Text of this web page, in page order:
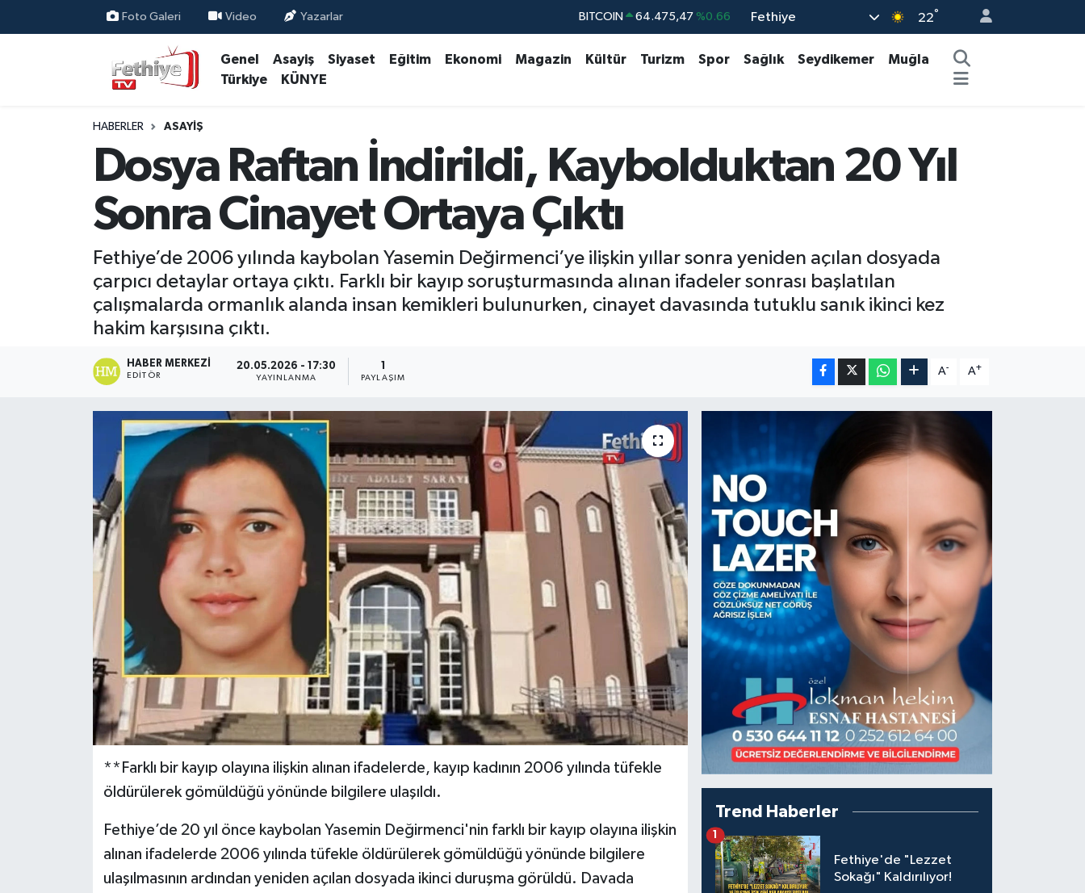
Foto Galeri Video Yazarlar DOLAR 47,5971 %0.05
BITCOIN 64.475,47 %0.66
Fethiye 22°
Genel Asayiş Siyaset Eğitim Ekonomi Magazin Kültür Turizm Spor Sağlık Seydikemer
Muğla
Türkiye
KÜNYE
HABERLER ASAYIŞ
Dosya Raftan İndirildi, Kaybolduktan 20 Yıl
Sonra Cinayet Ortaya Çıktı
Fethiye’de 2006 yılında kaybolan Yasemin Değirmenci’ye ilişkin yıllar sonra yeniden açılan dosyada
çarpıcı detaylar ortaya çıktı. Farklı bir kayıp soruşturmasında alınan ifadeler sonrası başlatılan
çalışmalarda ormanlık alanda insan kemikleri bulunurken, cinayet davasında tutuklu sanık ikinci kez
hakim karşısına çıktı.
HABER MERKEZI
EDITÖR
20.05.2026 - 17:30
YAYINLANMA
1
PAYLAŞIM
A- A+
**Farklı bir kayıp olayına ilişkin alınan ifadelerde, kayıp kadının 2006 yılında tüfekle
öldürülerek gömüldüğü yönünde bilgilere ulaşıldı.
Fethiye’de 20 yıl önce kaybolan Yasemin Değirmenci'nin farklı bir kayıp olayına ilişkin
alınan ifadelerde 2006 yılında tüfekle öldürülerek gömüldüğü yönünde bilgilere
ulaşılmasının ardından yeniden açılan dosyada ikinci duruşma görüldü. Davada
Trend Haberler
Fethiye'de "Lezzet
Sokağı" Kaldırılıyor!
1
Ekonomi
Magazin
Muğla Nöbetçi Eczaneler
Muğla Trafik Yoğunluk Haritası
Süper Lig Puan Durumu ve Fikstür
Tüm Manşetler
Son Dakika Haberleri